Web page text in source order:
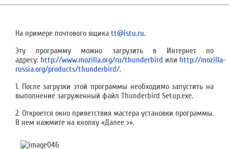
На примере почтового ящика tt@istu.ru.
Эту программу можно загрузить в Интернет по
адресу: http://www.mozilla.org/ru/thunderbird или http://mozilla-
russia.org/products/thunderbird/.
1. После загрузки этой программы необходимо запустить на
выполнение загруженный файл Thunderbird Setup.exe.
2. Откроется окно приветствия мастера установки программы.
В нем нажмите на кнопку «Далее >».